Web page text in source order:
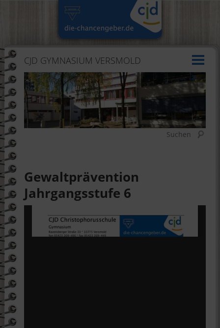
CJD GYMNASIUM VERSMOLD
Gewaltprävention
Jahrgangsstufe 6